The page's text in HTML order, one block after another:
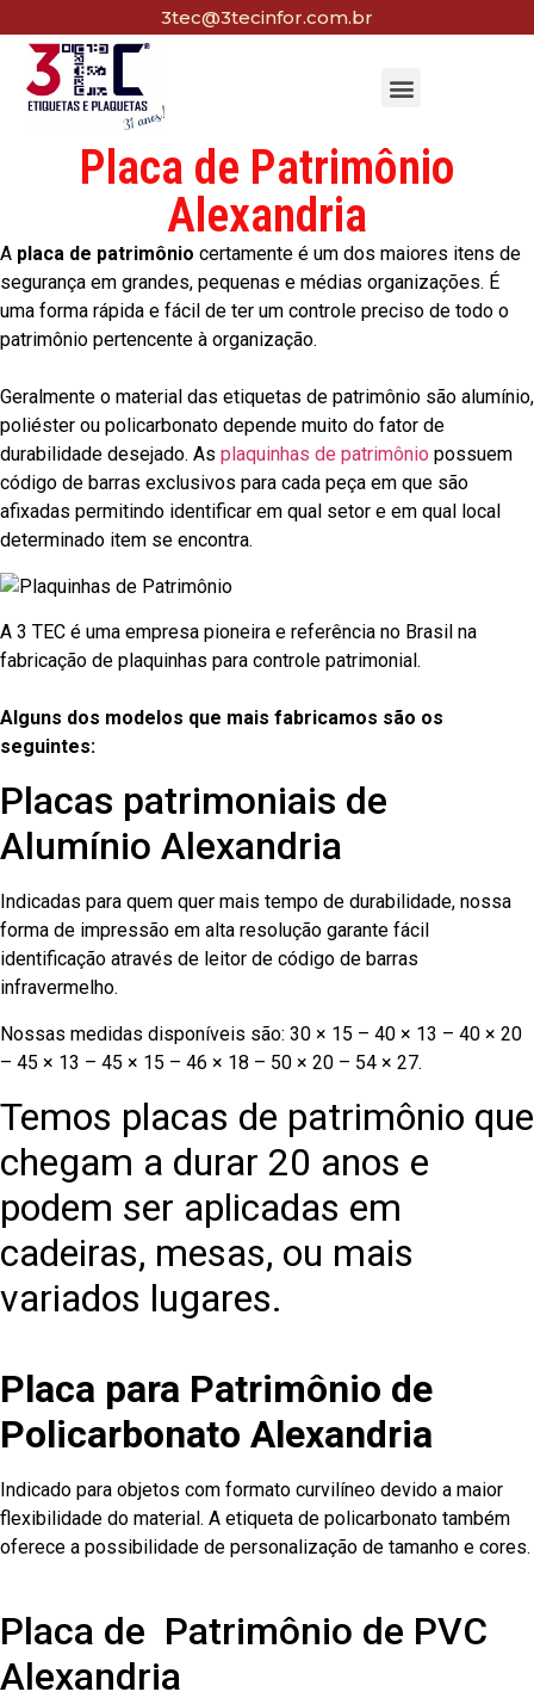
3tec@3tecinfor.com.br
Placa de Patrimônio
Alexandria
A placa de patrimônio certamente é um dos maiores itens de
segurança em grandes, pequenas e médias organizações. É
uma forma rápida e fácil de ter um controle preciso de todo o
patrimônio pertencente à organização.
Geralmente o material das etiquetas de patrimônio são alumínio,
poliéster ou policarbonato depende muito do fator de
durabilidade desejado. As plaquinhas de patrimônio possuem
código de barras exclusivos para cada peça em que são
afixadas permitindo identificar em qual setor e em qual local
determinado item se encontra.
A 3 TEC é uma empresa pioneira e referência no Brasil na
fabricação de plaquinhas para controle patrimonial.
Alguns dos modelos que mais fabricamos são os
seguintes:
Placas patrimoniais de
Alumínio Alexandria
Indicadas para quem quer mais tempo de durabilidade, nossa
forma de impressão em alta resolução garante fácil
identificação através de leitor de código de barras
infravermelho.
Nossas medidas disponíveis são: 30 × 15 – 40 × 13 – 40 × 20
– 45 × 13 – 45 × 15 – 46 × 18 – 50 × 20 – 54 × 27.
Temos placas de patrimônio que
chegam a durar 20 anos e
podem ser aplicadas em
cadeiras, mesas, ou mais
variados lugares.
Placa para Patrimônio de
Policarbonato Alexandria
Indicado para objetos com formato curvilíneo devido a maior
flexibilidade do material. A etiqueta de policarbonato também
oferece a possibilidade de personalização de tamanho e cores.
Placa de Patrimônio de PVC
Alexandria